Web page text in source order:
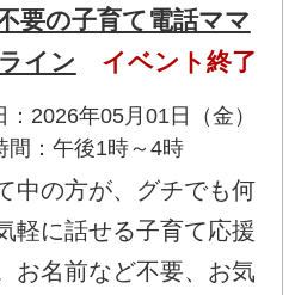
要の子育て電話ママ
イン
イベント終了
：2026年05月01日（金）
間：午後1時～4時
中の方が、グチでも何
軽に話せる子育て応援
お名前など不要、お気